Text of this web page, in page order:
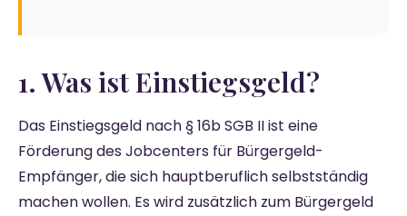
1. Was ist Einstiegsgeld?
Das Einstiegsgeld nach § 16b SGB II ist eine
Förderung des Jobcenters für Bürgergeld-
Empfänger, die sich hauptberuflich selbstständig
machen wollen. Es wird zusätzlich zum Bürgergeld